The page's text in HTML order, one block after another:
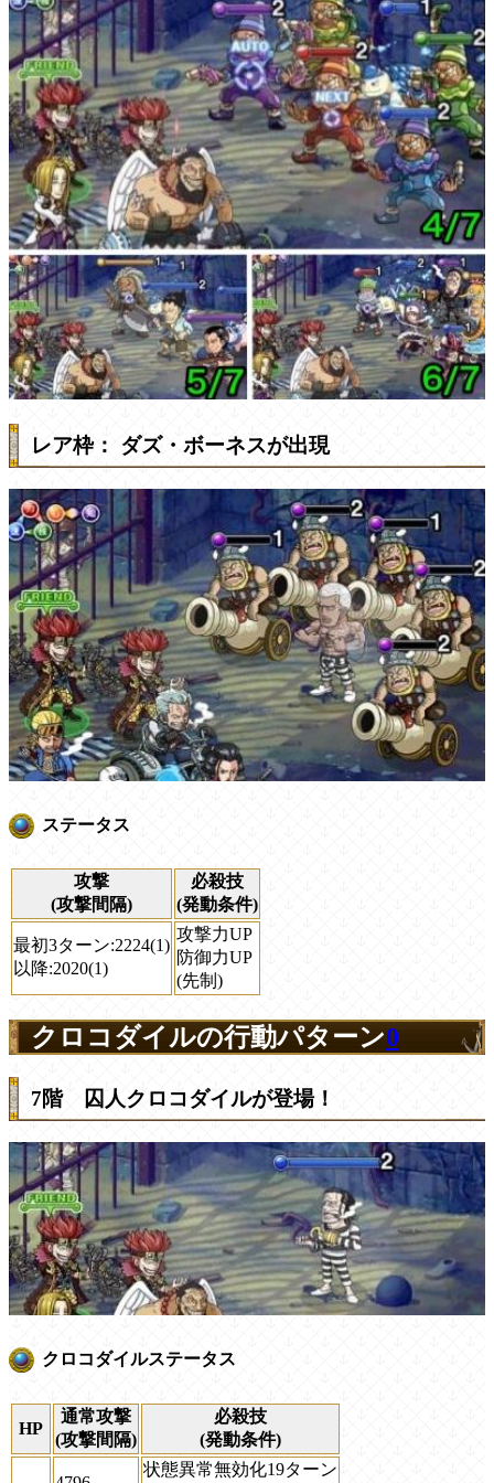
レア枠： ダズ・ボーネスが出現
ステータス
攻撃
(攻撃間隔)
必殺技
(発動条件)
最初3ターン:2224(1)
以降:2020(1)
攻撃力UP
防御力UP
(先制)
クロコダイルの行動パターン0
7階 囚人クロコダイルが登場！
クロコダイルステータス
HP
通常攻撃
(攻撃間隔)
必殺技
(発動条件)
状態異常無効化19ターン